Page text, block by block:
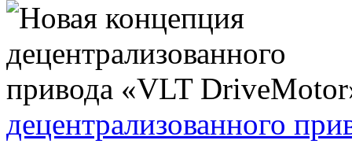
децентрализованного